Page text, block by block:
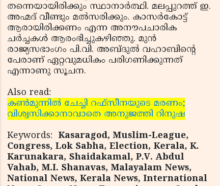
തന്നെയായിരിക്കും സ്ഥാനാര്‍ത്ഥി. മലപ്പുറത്ത് ഇ.
അഹ്മദ് വീണ്ടും മല്‍സരിക്കും. കാസര്‍കോട്ട്
ആരായിരിക്കണം എന്ന അനൗപചാരിക
ചര്‍ച്ചകള്‍ ആരംഭിച്ചുകഴിഞ്ഞു. മുന്‍
രാജ്യസഭാംഗം പി.വി. അബ്ദുല്‍ വഹാബിന്റെ
പേരാണ് ഏറ്റവുമധികം പരിഗണിക്കുന്നത്
എന്നാണു സൂചന.
Also read:
കണ്‍മുന്നില്‍ ചേച്ചി റഫ്‌സീനയുടെ മരണം;
വിശ്വസിക്കാനാവാതെ അനുജത്തി റിനുഷ
Keywords: Kasaragod, Muslim-League,
Congress, Lok Sabha, Election, Kerala, K.
Karunakara, Shaidakamal, P.V. Abdul
Vahab, M.I. Shanavas, Malayalam News,
National News, Kerala News, International